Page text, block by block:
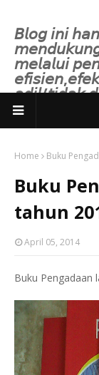
𝘉𝘭𝘰𝘨 𝘪𝘯𝘪
𝘮𝘦𝘭𝘢𝘭𝘶𝘪
𝘢𝘥𝘪𝘭/𝘵𝘪𝘥𝘢𝘬
Home Buku
Buku
tahun
April 05, 2014
Buku Pengadaan